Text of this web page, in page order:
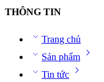
THÔNG TIN
Trang chủ
Sản phẩm
Tin tức